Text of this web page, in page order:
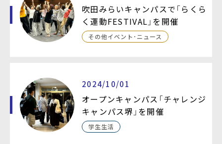
吹田みらいキャンパスで「らくら
く運動FESTIVAL」を開催
その他イベント・ニュース
2024/10/01
オープンキャンパス「チャレンジ
キャンパス堺」を開催
学生生活